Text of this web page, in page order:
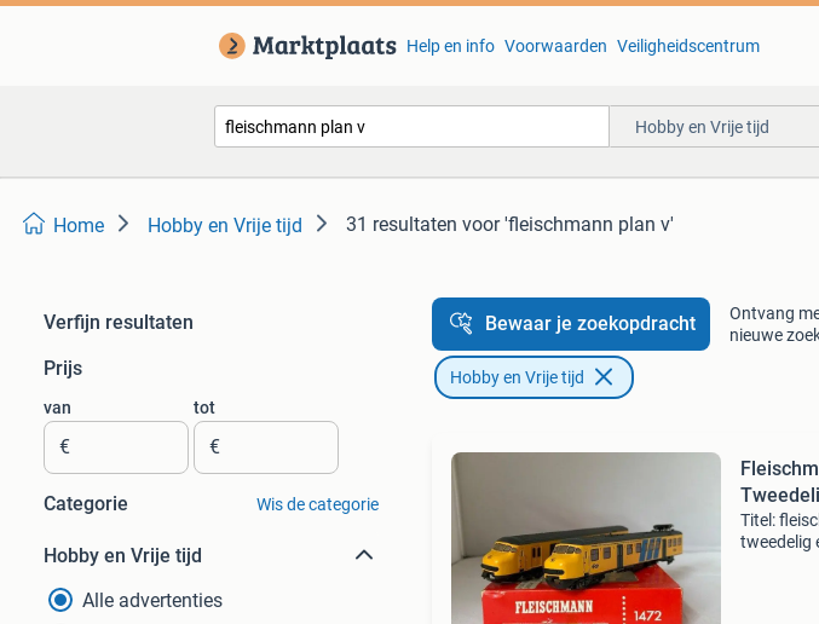
Help en info Voorwaarden Veiligheidscentrum
Hobby en Vrije tijd
Home Hobby en Vrije tijd 31 resultaten voor 'fleischmann plan v'
Verfijn resultaten
Prijs
van
€
tot
€
Categorie Wis de categorie
Hobby en Vrije tijd
Alle advertenties
Bewaar je zoekopdracht
Ontvang
nieuwe
Hobby en Vrije tijd
Titel:
tweedelig